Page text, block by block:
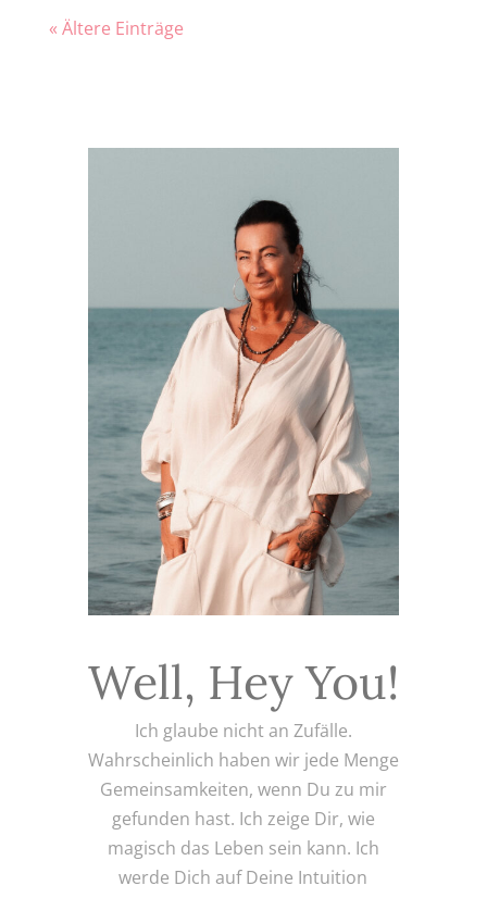
« Ältere Einträge
Well, Hey You!
Ich glaube nicht an Zufälle.
Wahrscheinlich haben wir jede Menge
Gemeinsamkeiten, wenn Du zu mir
gefunden hast. Ich zeige Dir, wie
magisch das Leben sein kann. Ich
werde Dich auf Deine Intuition